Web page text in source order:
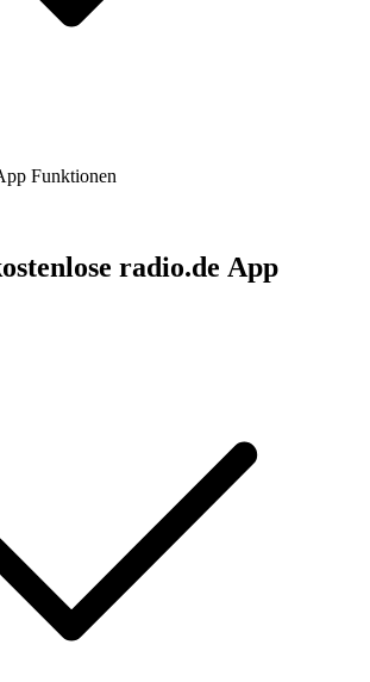
Funktionen
radio.de App